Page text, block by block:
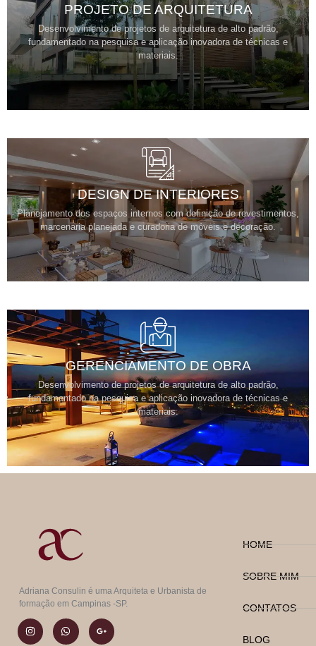
PROJETO DE ARQUITETURA
Desenvolvimento de projetos de arquitetura de alto padrão,
fundamentado na pesquisa e aplicação inovadora de técnicas e
materiais.
DESIGN DE INTERIORES
Planejamento dos espaços internos com definição de revestimentos,
marcenaria planejada e curadoria de móveis e decoração.
GERENCIAMENTO DE OBRA
Desenvolvimento de projetos de arquitetura de alto padrão,
fundamentado na pesquisa e aplicação inovadora de técnicas e
materiais.
Adriana Consulin é uma Arquiteta e Urbanista de
formação em Campinas -SP.
HOME
SOBRE MIM
CONTATOS
BLOG